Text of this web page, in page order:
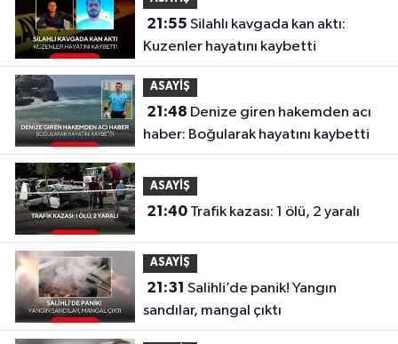
21:55
Kuzenler hayatını kaybetti
ASAYİŞ
21:48
haber: Boğularak hayatını kaybetti
ASAYİŞ
21:40 Trafik kazası: 1 ölü, 2 yaralı
ASAYİŞ
21:31
sandılar, mangal çıktı